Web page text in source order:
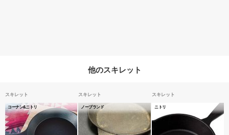
他のスキレット
スキレット
コーナン&ニトリ
スキレット
ノーブランド
スキレット
ニトリ